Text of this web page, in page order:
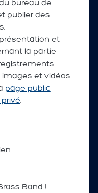
bureau de
publier des
et
la partie
images et vidéos
page public
.
Band !